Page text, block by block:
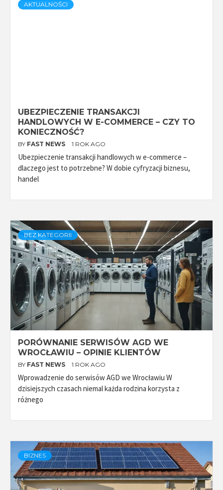
AKTUALNOŚCI
UBEZPIECZENIE TRANSAKCJI
HANDLOWYCH W E-COMMERCE – CZY TO
KONIECZNOŚĆ?
BY FAST NEWS 1 ROK AGO
Ubezpieczenie transakcji handlowych w e-commerce –
dlaczego jest to potrzebne? W dobie cyfryzacji biznesu,
handel
BEZ KATEGORII
PORÓWNANIE SERWISÓW AGD WE
WROCŁAWIU – OPINIE KLIENTÓW
BY FAST NEWS 1 ROK AGO
Wprowadzenie do serwisów AGD we Wrocławiu W
dzisiejszych czasach niemal każda rodzina korzysta z
różnego
BIZNES